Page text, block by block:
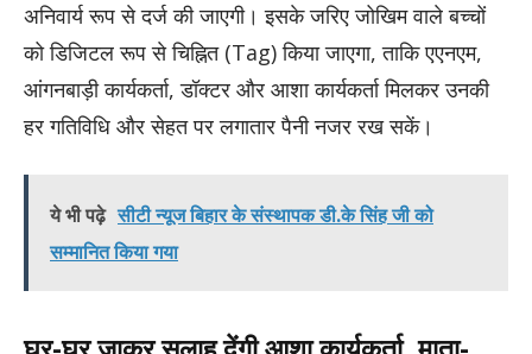
अनिवार्य रूप से दर्ज की जाएगी। इसके जरिए जोखिम वाले बच्चों
को डिजिटल रूप से चिह्नित (Tag) किया जाएगा, ताकि एएनएम,
आंगनबाड़ी कार्यकर्ता, डॉक्टर और आशा कार्यकर्ता मिलकर उनकी
हर गतिविधि और सेहत पर लगातार पैनी नजर रख सकें।
ये भी पढ़े सीटी न्यूज बिहार के संस्थापक डी.के सिंह जी को
सम्मानित किया गया